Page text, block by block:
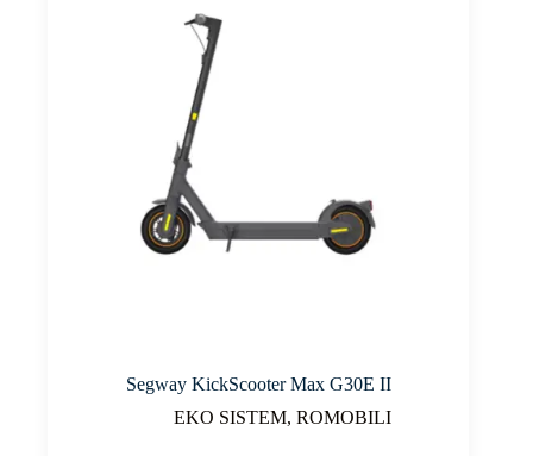
Segway KickScooter Max G30E II
EKO SISTEM, ROMOBILI